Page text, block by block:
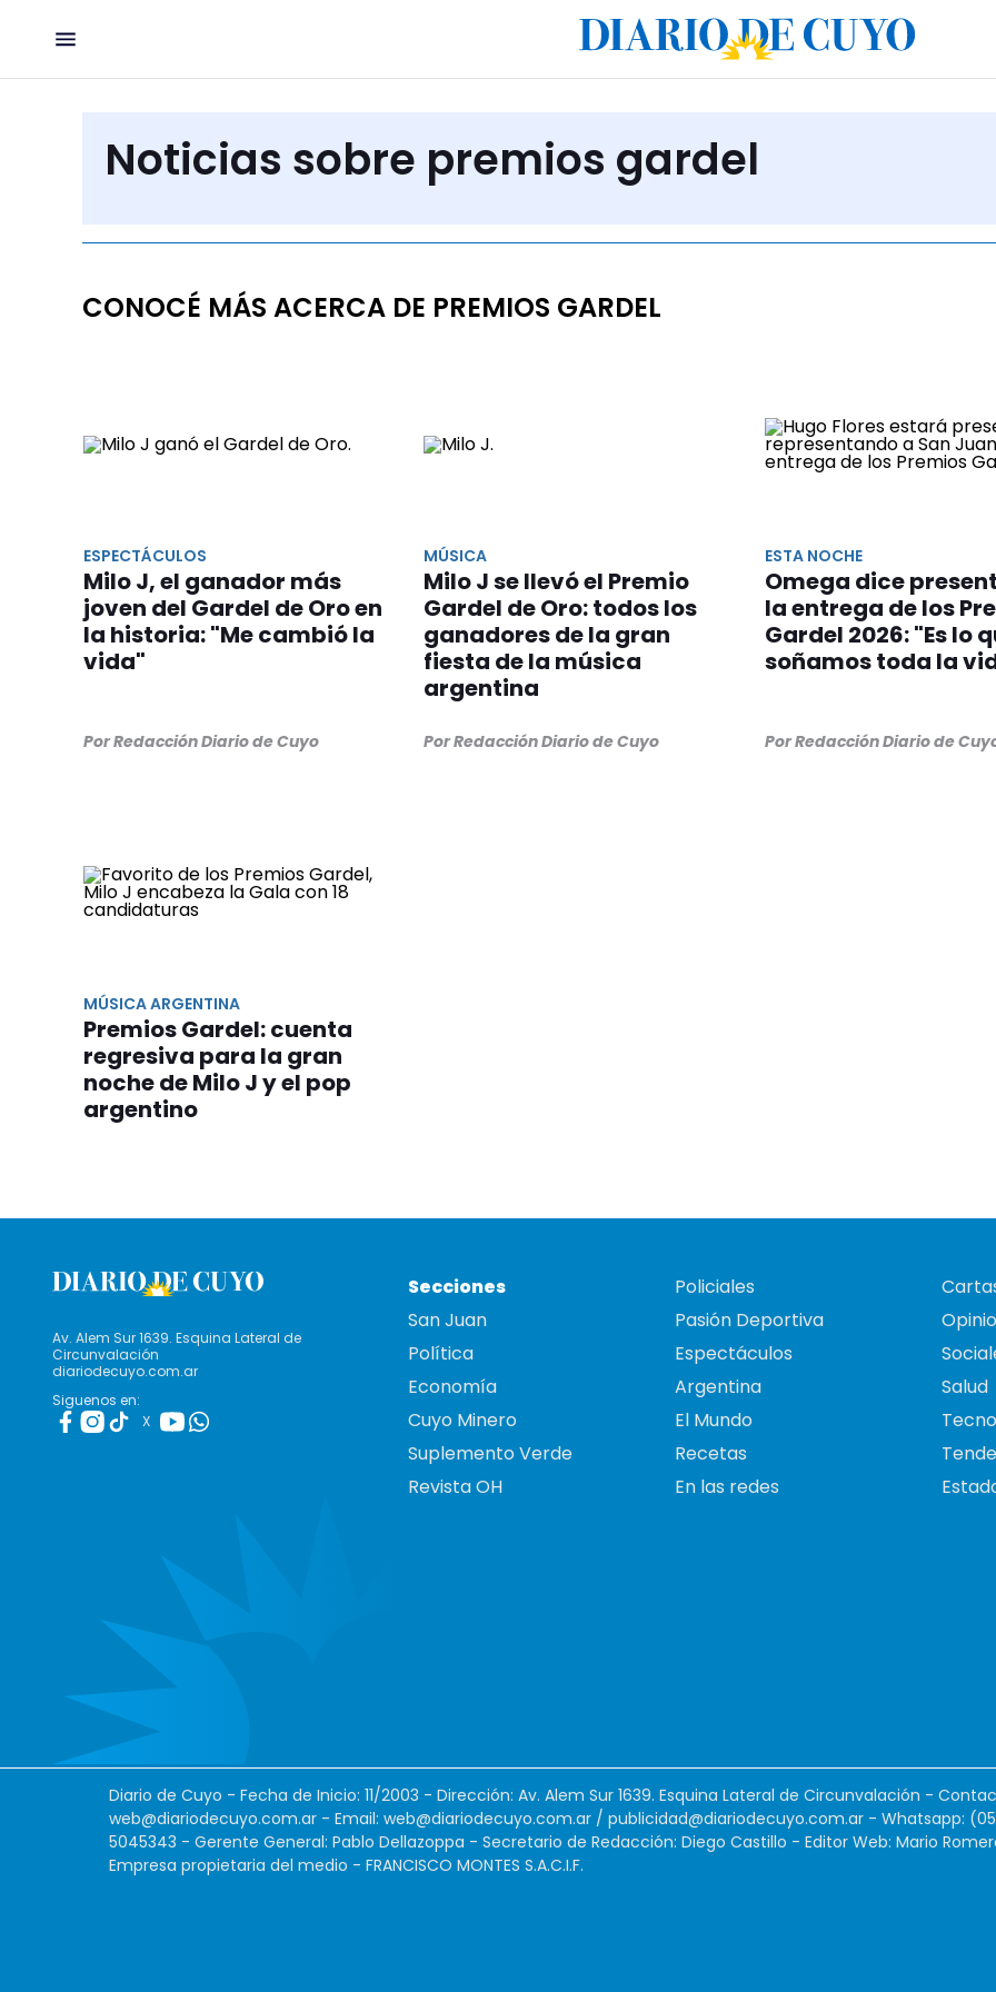
Noticias sobre premios gardel
CONOCÉ MÁS ACERCA DE PREMIOS GARDEL
ESPECTÁCULOS
Milo J, el ganador más
joven del Gardel de Oro en
la historia: "Me cambió la
vida"
Por Redacción Diario de Cuyo
MÚSICA
Milo J se llevó el Premio
Gardel de Oro: todos los
ganadores de la gran
fiesta de la música
argentina
Por Redacción Diario de Cuyo
ESTA NOCHE
Omega dice
la entrega de los
Gardel 2026: "Es lo
soñamos toda la
Por Redacción Diario de
MÚSICA ARGENTINA
Premios Gardel: cuenta
regresiva para la gran
noche de Milo J y el pop
argentino
Av. Alem Sur 1639. Esquina Lateral de
Circunvalación
diariodecuyo.com.ar
Siguenos en:
X
Secciones
San Juan
Política
Economía
Cuyo Minero
Suplemento Verde
Revista OH
Policiales
Pasión Deportiva
Espectáculos
Argentina
El Mundo
Recetas
En las redes
Salud
Diario de Cuyo - Fecha de Inicio: 11/2003 - Dirección: Av. Alem Sur 1639. Esquina Lateral de Circunvalación -
web@diariodecuyo.com.ar - Email: web@diariodecuyo.com.ar / publicidad@diariodecuyo.com.ar - Whatsapp:
5045343 - Gerente General: Pablo Dellazoppa - Secretario de Redacción: Diego Castillo - Editor Web: Mario
Empresa propietaria del medio - FRANCISCO MONTES S.A.C.I.F.